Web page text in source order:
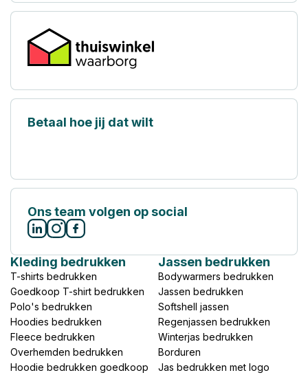
Betaal hoe jij dat wilt
Ons team volgen op social
Kleding bedrukken
T-shirts bedrukken
Goedkoop T-shirt bedrukken
Polo's bedrukken
Hoodies bedrukken
Fleece bedrukken
Overhemden bedrukken
Hoodie bedrukken goedkoop
Jassen bedrukken
Bodywarmers bedrukken
Jassen bedrukken
Softshell jassen
Regenjassen bedrukken
Winterjas bedrukken
Borduren
Jas bedrukken met logo